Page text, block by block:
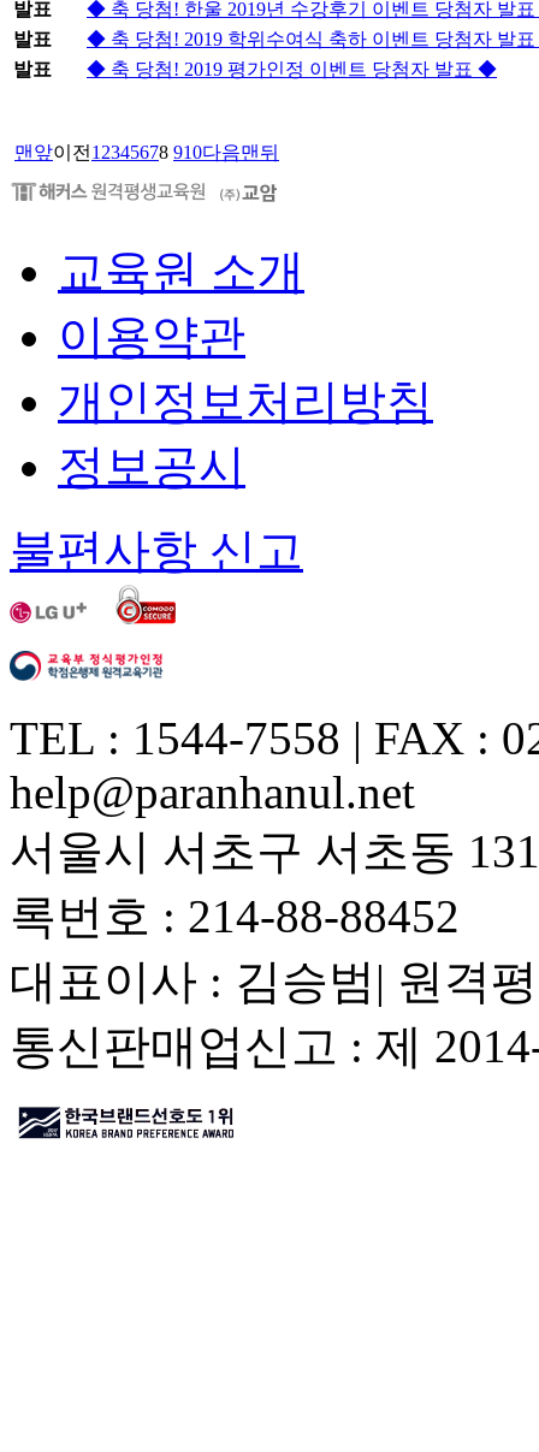
발표
◆ 축 당첨! 한울 2019년 수강후기 이벤트 당첨자 발
발표
◆ 축 당첨! 2019 학위수여식 축하 이벤트 당첨자 발
발표
◆ 축 당첨! 2019 평가인정 이벤트 당첨자 발표 ◆
맨앞이전 1 2345678 910다음맨뒤
교육원 소개
이용약관
개인정보처리방침
정보공시
불편사항 신고
TEL : 1544-7558 | FAX :
help@paranhanul.net
서울시 서초구 서초동
록번호 : 214-88-88452
대표이사 : 김승범| 원격
통신판매업신고 : 제